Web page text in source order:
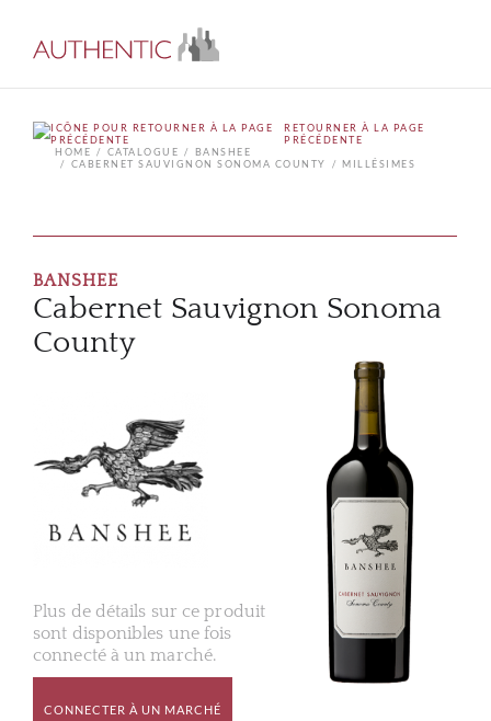
RETOURNER À LA PAGE
PRÉCÉDENTE
HOME
CATALOGUE
BANSHEE
CABERNET SAUVIGNON SONOMA COUNTY
MILLÉSIMES
BANSHEE
Cabernet Sauvignon Sonoma
County
Plus de détails sur ce produit
sont disponibles une fois
connecté à un marché.
CONNECTER À UN MARCHÉ